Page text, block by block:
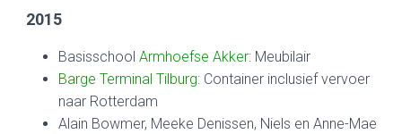
2015
Basisschool Armhoefse Akker: Meubilair
Barge Terminal Tilburg: Container inclusief vervoer
naar Rotterdam
Alain Bowmer, Meeke Denissen, Niels en Anne-Mae